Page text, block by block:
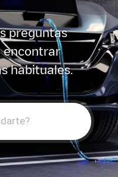
preguntas
encontrar
habituales.